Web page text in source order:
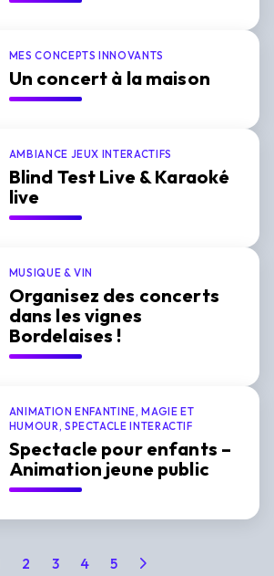
MES CONCEPTS INNOVANTS
Un concert à la maison
AMBIANCE JEUX INTERACTIFS
Blind Test Live & Karaoké
live
MUSIQUE & VIN
Organisez des concerts
dans les vignes
Bordelaises !
ANIMATION ENFANTINE, MAGIE ET
HUMOUR, SPECTACLE INTERACTIF
Spectacle pour enfants –
Animation jeune public
2 3 4 5